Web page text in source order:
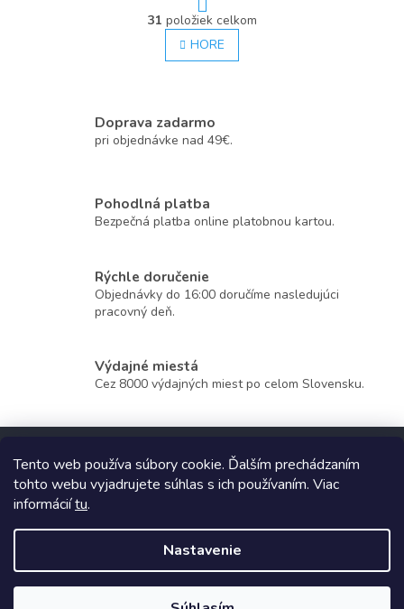
Tento web používa súbory cookie. Ďalším prechádzaním
tohto webu vyjadrujete súhlas s ich používaním. Viac
informáciítu.
Nastavenie
O
v
l
á
i
e
v
k
p
i
r
á
n
k
n
i
31 položiek celkom
HORE
Doprava zadarmo
pri objednávke nad 49€.
Pohodlná platba
Bezpečná platba online platobnou kartou.
Rýchle doručenie
Objednávky do 16:00 doručíme nasledujúci
pracovný deň.
Výdajné miestá
Cez 8000 výdajných miest po celom Slovensku.
Copyright 2026TopUpParfémy. Všetky práva vyhradené.